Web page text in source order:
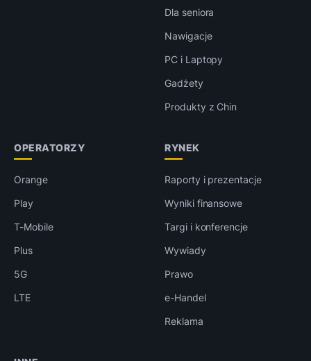
Dla seniora
Nawigacje
PC i Laptopy
Gadżety
Produkty z Chin
OPERATORZY
Orange
Play
T-Mobile
Plus
5G
LTE
RYNEK
Raporty i prezentacje
Wyniki finansowe
Targi i konferencje
Wywiady
Prawo
e-Handel
Reklama